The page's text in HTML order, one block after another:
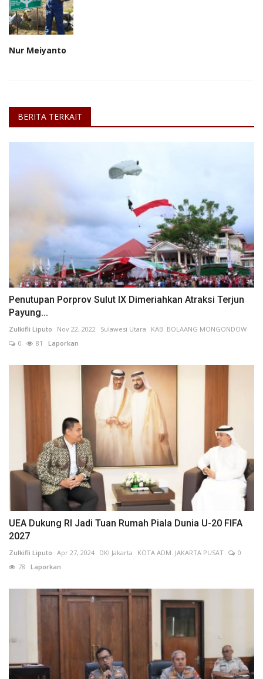
Nur Meiyanto
BERITA TERKAIT
Penutupan Porprov Sulut IX Dimeriahkan Atraksi Terjun
Payung...
Zulkifli Liputo Nov 22, 2022 Sulawesi Utara
KAB. BOLAANG MONGONDOW
0
81 Laporkan
UEA Dukung RI Jadi Tuan Rumah Piala Dunia U-20 FIFA
2027
Zulkifli Liputo Apr 27, 2024 DKI Jakarta KOTA ADM. JAKARTA PUSAT
0
78 Laporkan